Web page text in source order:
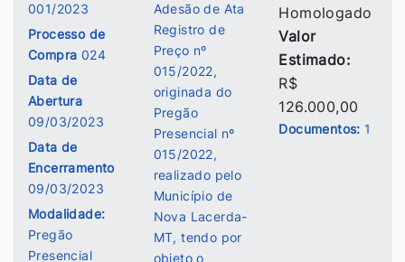
001/2023
Processo de
Compra 024
Data de
Abertura
09/03/2023
Data de
Encerramento
09/03/2023
Modalidade:
Pregão
Presencial
Adesão de Ata
Registro de
Preço nº
015/2022,
originada do
Pregão
Presencial nº
015/2022,
realizado pelo
Município de
Nova Lacerda-
MT, tendo por
objeto o
Homologado
Valor
Estimado:
R$
126.000,00
Documentos: 1